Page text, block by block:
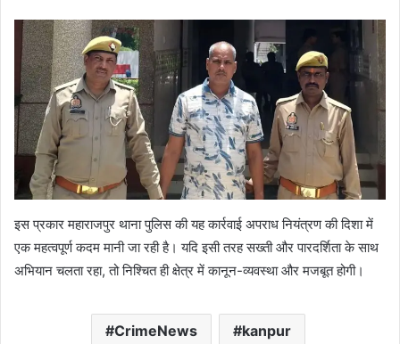
इस प्रकार महाराजपुर थाना पुलिस की यह कार्रवाई अपराध नियंत्रण की दिशा में
एक महत्वपूर्ण कदम मानी जा रही है। यदि इसी तरह सख्ती और पारदर्शिता के साथ
अभियान चलता रहा, तो निश्चित ही क्षेत्र में कानून-व्यवस्था और मजबूत होगी।
CrimeNews kanpur